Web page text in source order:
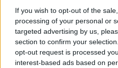
If you wish to opt-out of the
processing of your personal or
targeted advertising by us,
section to confirm your
opt-out request is processed
interest-based ads based on